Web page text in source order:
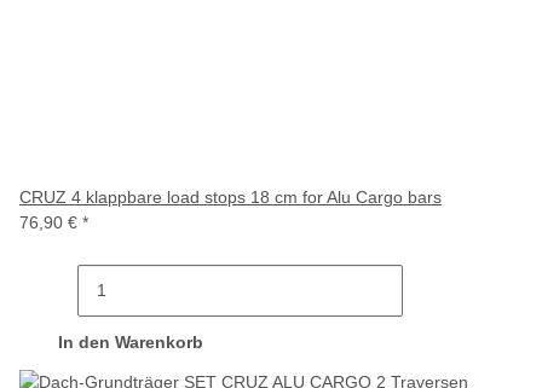
CRUZ 4 klappbare load stops 18 cm for Alu Cargo bars
76,90 € *
In den Warenkorb